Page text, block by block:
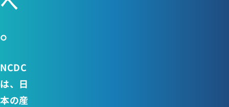
。
NCDC
は、日
本の産